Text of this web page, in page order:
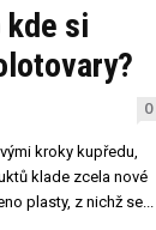
kde si
0
kroky kupředu,
klade zcela nové
plasty, z nichž se...